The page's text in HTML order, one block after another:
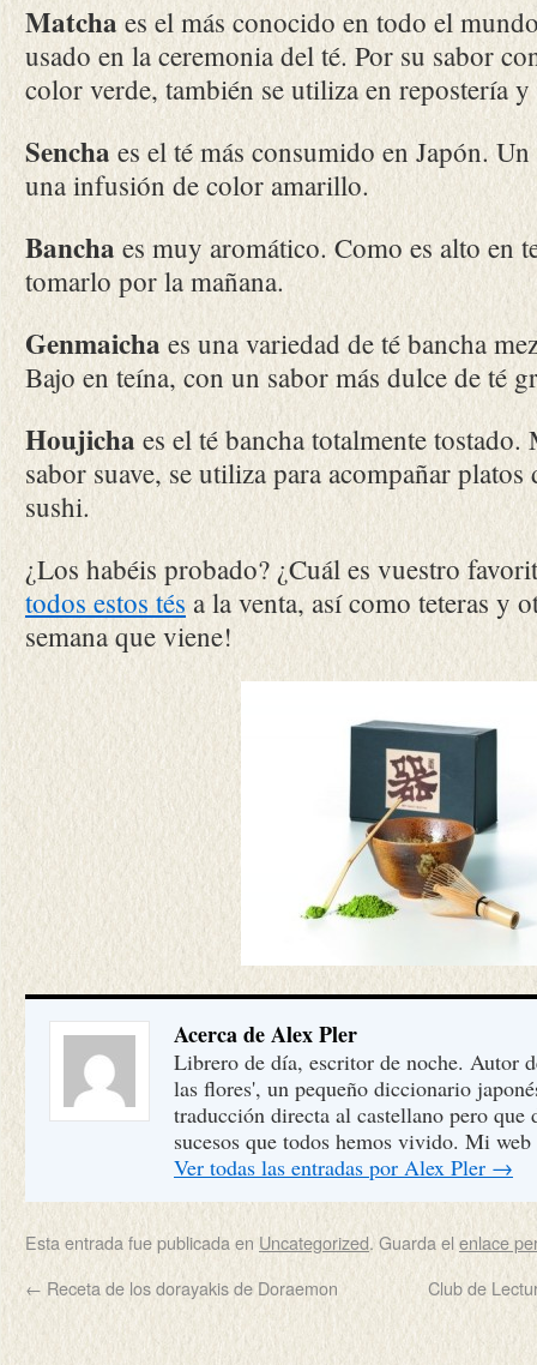
Matchaes el más conocido en todo el
usado en la ceremonia del té. Por su sabor
color verde, también se utiliza en repostería y
Sencha es el té más consumido en Japón.
una infusión de color amarillo.
Bancha es muy aromático. Como es alto en
tomarlo por la mañana.
Genmaicha es una variedad de té bancha
Bajo en teína, con un sabor más dulce de té
Houjichaes el té bancha totalmente
sabor suave, se utiliza para acompañar platos
sushi.
¿Los habéis probado? ¿Cuál es vuestro
todos estos tés a la venta, así como teteras y
semana que viene!
Acerca de Alex Pler
Librero de día, escritor de noche. Autor
las flores', un pequeño diccionario
traducción directa al castellano pero que
sucesos que todos hemos vivido. Mi
Ver todas las entradas por Alex Pler →
Esta entrada fue publicada en Uncategorized. Guarda el enlace
← Receta de los dorayakis de Doraemon Club de